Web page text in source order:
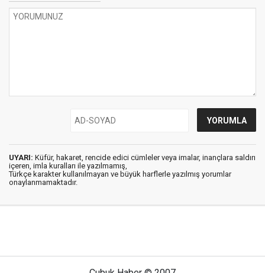
UYARI: Küfür, hakaret, rencide edici cümleler veya imalar, inançlara saldırı
içeren, imla kuralları ile yazılmamış,
Türkçe karakter kullanılmayan ve büyük harflerle yazılmış yorumlar
onaylanmamaktadır.